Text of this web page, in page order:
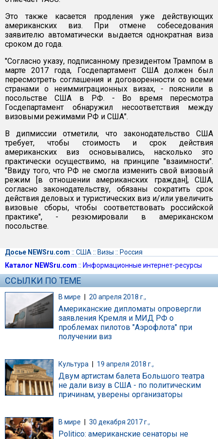
Это также касается продления уже действующих
американских виз. При отмене собеседования
заявителю автоматически выдается однократная виза
сроком до года.
"Согласно указу, подписанному президентом Трампом в
марте 2017 года, Госдепартамент США должен был
пересмотреть соглашения и договоренности со всеми
странами о неиммиграционных визах, - пояснили в
посольстве США в РФ. - Во время пересмотра
Госдепартамент обнаружил несоответствия между
визовыми режимами РФ и США".
В дипмиссии отметили, что законодательство США
требует, чтобы стоимость и срок действия
американских виз основывались, насколько это
практически осуществимо, на принципе "взаимности".
"Ввиду того, что РФ не смогла изменить свой визовый
режим [в отношении американских граждан], США,
согласно законодательству, обязаны сократить срок
действия деловых и туристических виз и/или увеличить
визовые сборы, чтобы соответствовать российской
практике", - резюмировали в американском
посольстве.
Досье NEWSru.com :: США :: Визы :: Россия
Каталог NEWSru.com :: Информационные интернет-ресурсы
ССЫЛКИ ПО ТЕМЕ
В мире | 20 апреля 2018 г.,
Американские дипломаты опровергли
заявления Кремля и МИД РФ о
проблемах пилотов "Аэрофлота" при
получении виз
Культура 19 апреля 2018 г.,
Двум артистам балета Большого театра
не дали визу в США - по политическим
причинам, уверены организаторы
В мире 30 декабря 2017 г.,
Politico: американские сенаторы не